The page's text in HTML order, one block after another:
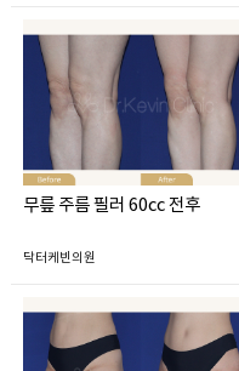
무릎 주름 필러 60cc 전후
닥터케빈의원